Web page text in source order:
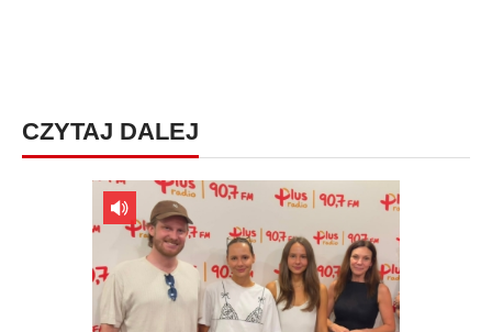
CZYTAJ DALEJ